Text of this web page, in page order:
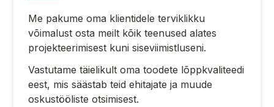
Me pakume oma klientidele terviklikku
võimalust osta meilt kõik teenused alates
projekteerimisest kuni siseviimistluseni.
Vastutame täielikult oma toodete lõppkvaliteedi
eest, mis säästab teid ehitajate ja muude
oskustööliste otsimisest.